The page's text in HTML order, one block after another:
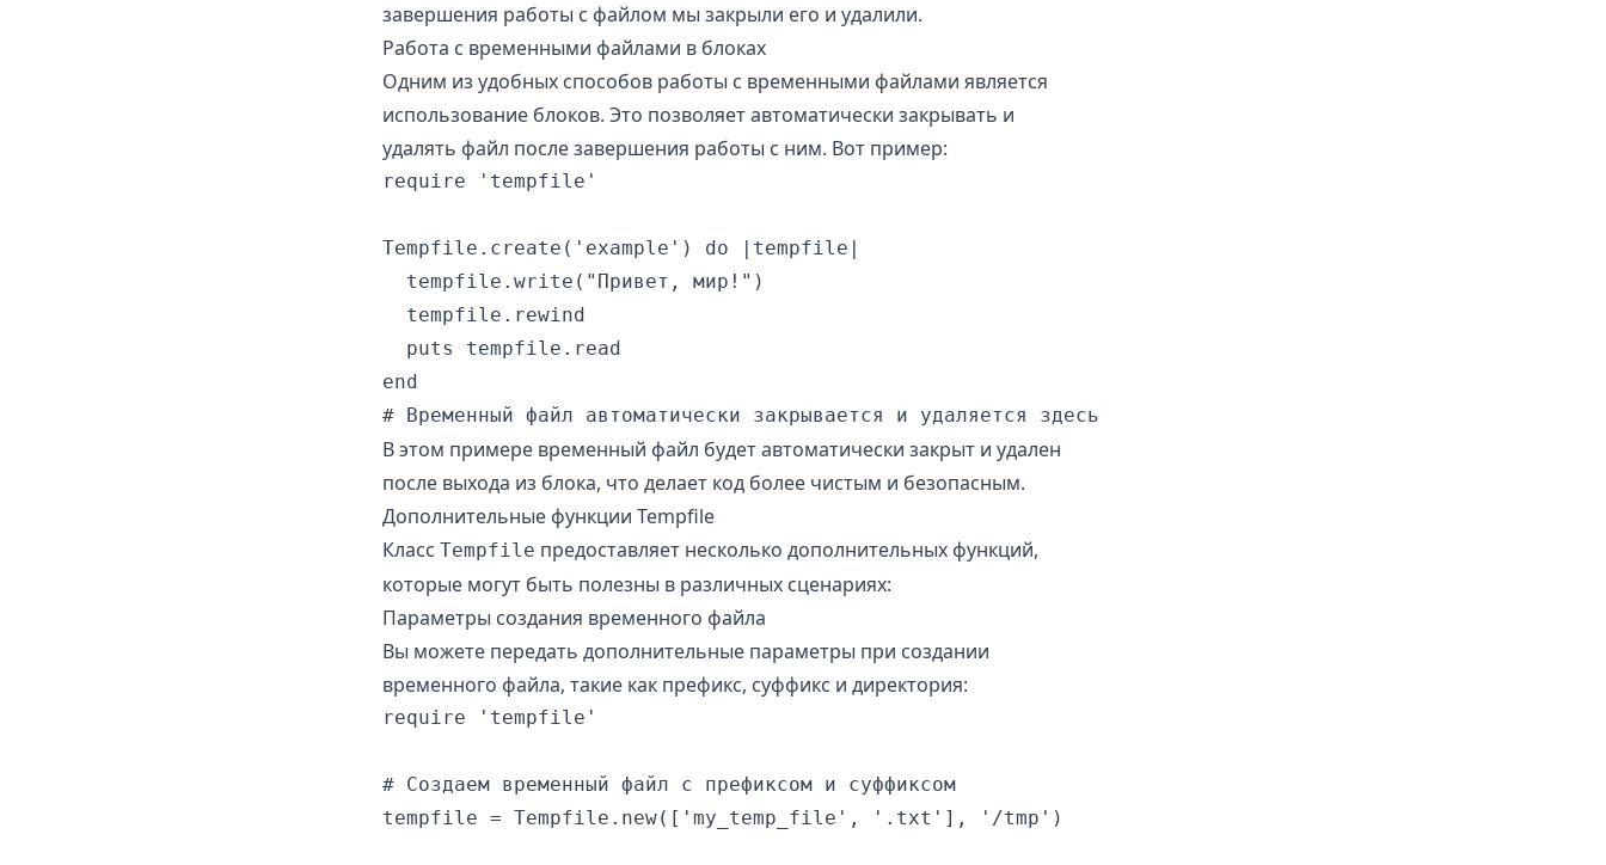
завершения работы с файлом мы закрыли его и удалили.
Работа с временными файлами в блоках
Одним из удобных способов работы с временными файлами является
использование блоков. Это позволяет автоматически закрывать и
удалять файл после завершения работы с ним. Вот пример:
require 'tempfile'
Tempfile.create('example') do |tempfile|
  tempfile.write("Привет, мир!")
  tempfile.rewind
  puts tempfile.read
end
В этом примере временный файл будет автоматически закрыт и удален
после выхода из блока, что делает код более чистым и безопасным.
Дополнительные функции Tempfile
Класс Tempfile предоставляет несколько дополнительных функций,
которые могут быть полезны в различных сценариях:
Параметры создания временного файла
Вы можете передать дополнительные параметры при создании
временного файла, такие как префикс, суффикс и директория:
require 'tempfile'
# Создаем временный файл с префиксом и суффиксом
tempfile = Tempfile.new(['my_temp_file', '.txt'], '/tmp')